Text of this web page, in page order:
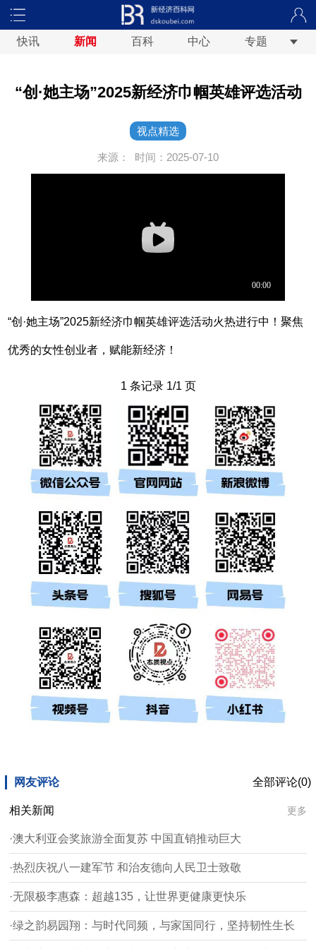
快讯 新闻 百科 中心 专题
“创·她主场”2025新经济巾帼英雄评选活动
视点精选
来源： 时间：2025-07-10
“创·她主场”2025新经济巾帼英雄评选活动火热进行中！聚焦
优秀的女性创业者，赋能新经济！
1 条记录 1/1 页
网友评论 全部评论(0)
相关新闻 更多
·澳大利亚会奖旅游全面复苏 中国直销推动巨大
·热烈庆祝八一建军节 和治友德向人民卫士致敬
·无限极李惠森：超越135，让世界更健康更快乐
·绿之韵易园翔：与时代同频，与家国同行，坚持韧性生长